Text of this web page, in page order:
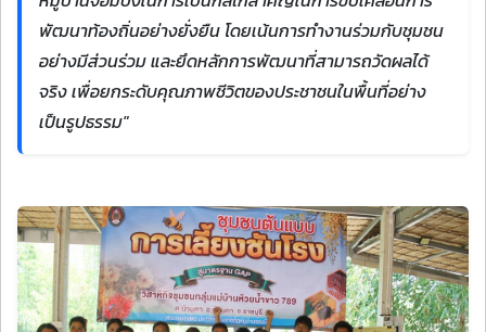
พัฒนาท้องถิ่นอย่างยั่งยืน โดยเน้นการทำงานร่วมกับชุมชน
อย่างมีส่วนร่วม และยึดหลักการพัฒนาที่สามารถวัดผลได้
จริง เพื่อยกระดับคุณภาพชีวิตของประชาชนในพื้นที่อย่าง
เป็นรูปธรรม"